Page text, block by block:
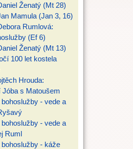
Ženatý (Mt 28)
Mamula (Jan 3, 16)
Rumlová:
(Ef 6)
Ženatý (Mt 13)
100 let kostela
Hrouda:
Jóba s Matoušem
bohoslužby - vede a
bohoslužby - vede a
Ruml
bohoslužby - káže